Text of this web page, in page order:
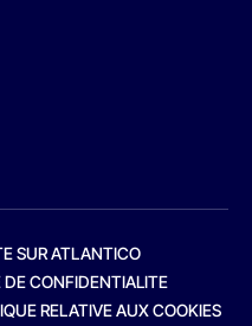
SUR ATLANTICO
DE CONFIDENTIALITE
RELATIVE AUX COOKIES